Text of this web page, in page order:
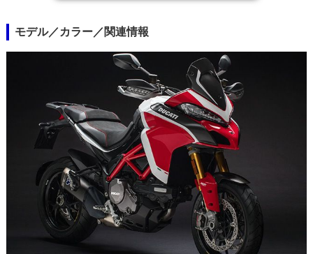
モデル／カラー／関連情報